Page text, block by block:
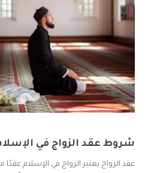
شروط عقد الزواج في
عقد الزواج يعتبر الزواج في الإسلام